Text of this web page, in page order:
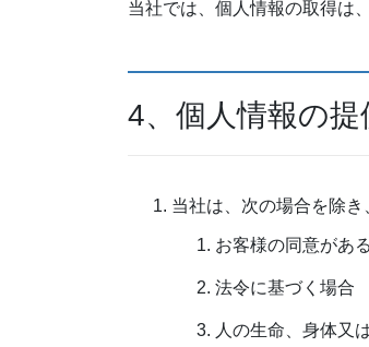
当社では、個人情報の取得は
4、個人情報の提
当社は、次の場合を除き
お客様の同意があ
法令に基づく場合
人の生命、身体又